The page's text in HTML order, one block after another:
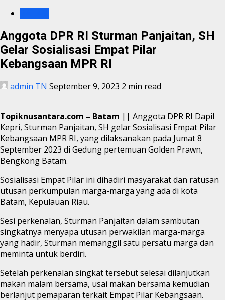
Anggota DPR RI Sturman Panjaitan, SH
Gelar Sosialisasi Empat Pilar
Kebangsaan MPR RI
admin TN September 9, 2023 2 min read
Topiknusantara.com – Batam || Anggota DPR RI Dapil
Kepri, Sturman Panjaitan, SH gelar Sosialisasi Empat Pilar
Kebangsaan MPR RI, yang dilaksanakan pada Jumat 8
September 2023 di Gedung pertemuan Golden Prawn,
Bengkong Batam.
Sosialisasi Empat Pilar ini dihadiri masyarakat dan ratusan
utusan perkumpulan marga-marga yang ada di kota
Batam, Kepulauan Riau.
Sesi perkenalan, Sturman Panjaitan dalam sambutan
singkatnya menyapa utusan perwakilan marga-marga
yang hadir, Sturman memanggil satu persatu marga dan
meminta untuk berdiri.
Setelah perkenalan singkat tersebut selesai dilanjutkan
makan malam bersama, usai makan bersama kemudian
berlanjut pemaparan terkait Empat Pilar Kebangsaan.